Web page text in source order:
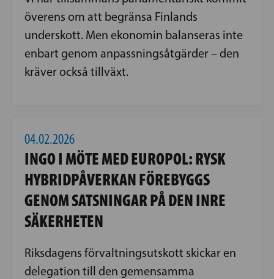
överens om att begränsa Finlands
underskott. Men ekonomin balanseras inte
enbart genom anpassningsåtgärder – den
kräver också tillväxt.
04.02.2026
INGO I MÖTE MED EUROPOL: RYSK
HYBRIDPÅVERKAN FÖREBYGGS
GENOM SATSNINGAR PÅ DEN INRE
SÄKERHETEN
Riksdagens förvaltningsutskott skickar en
delegation till den gemensamma